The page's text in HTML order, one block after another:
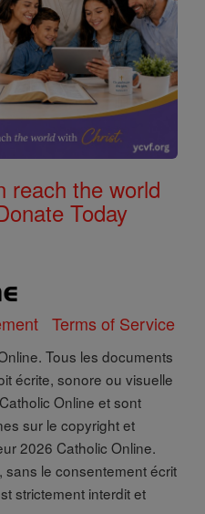
reach the world
Today
Terms of Service
Tous les documents
écrite, sonore ou visuelle
Online et sont
sur le copyright et
2026 Catholic Online.
sans le consentement écrit
strictement interdit et